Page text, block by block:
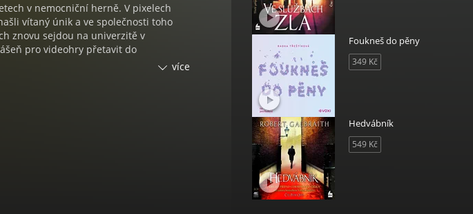
v nemocniční herně. V pixelech
vítaný únik a ve společnosti toho
znovu sejdou na univerzitě v
pro videohry přetavit do
rodí studio Unfair Games, které se více
Foukneš do pěny
349 Kč
Hedvábník
549 Kč